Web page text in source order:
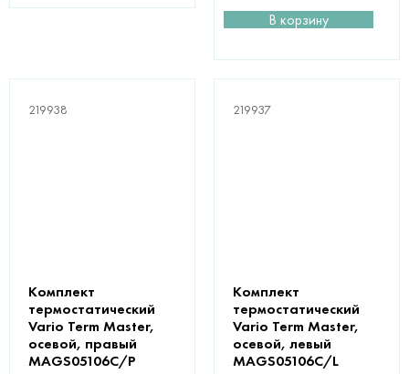
В корзину
219938
Комплект
термостатический
Vario Term Master,
осевой, правый
MAGS05106C/P
219937
Комплект
термостатический
Vario Term Master,
осевой, левый
MAGS05106C/L